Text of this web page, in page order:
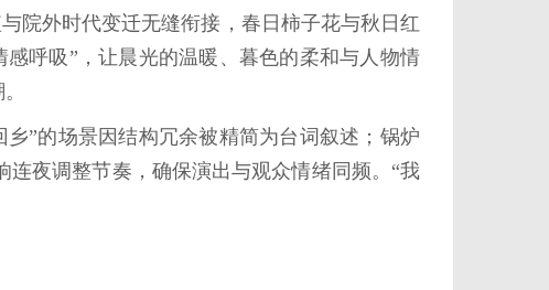
外时代变迁无缝衔接，春日柿子花与秋日红
呼吸”，让晨光的温暖、暮色的柔和与人物情
”的场景因结构冗余被精简为台词叙述；锅炉
夜调整节奏，确保演出与观众情绪同频。“我